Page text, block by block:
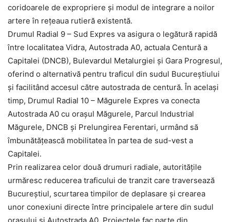
coridoarele de expropriere și modul de integrare a noilor
artere în rețeaua rutieră existentă.
Drumul Radial 9 – Sud Expres va asigura o legătură rapidă
între localitatea Vidra, Autostrada A0, actuala Centură a
Capitalei (DNCB), Bulevardul Metalurgiei și Gara Progresul,
oferind o alternativă pentru traficul din sudul Bucureștiului
și facilitând accesul către autostrada de centură. În același
timp, Drumul Radial 10 – Măgurele Expres va conecta
Autostrada A0 cu orașul Măgurele, Parcul Industrial
Măgurele, DNCB și Prelungirea Ferentari, urmând să
îmbunătățească mobilitatea în partea de sud-vest a
Capitalei.
Prin realizarea celor două drumuri radiale, autoritățile
urmăresc reducerea traficului de tranzit care traversează
Bucureștiul, scurtarea timpilor de deplasare și crearea
unor conexiuni directe între principalele artere din sudul